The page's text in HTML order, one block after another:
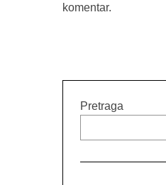
komentar.
Pretraga